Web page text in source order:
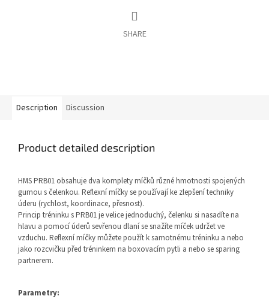
SHARE
Description Discussion
Product detailed description
HMS PRB01 obsahuje dva komplety míčků různé hmotnosti spojených
gumou s čelenkou. Reflexní míčky se používají ke zlepšení techniky
úderu (rychlost, koordinace, přesnost).
Princip tréninku s PRB01 je velice jednoduchý, čelenku si nasadíte na
hlavu a pomocí úderů sevřenou dlaní se snažíte míček udržet ve
vzduchu. Reflexní míčky můžete použít k samotnému tréninku a nebo
jako rozcvičku před tréninkem na boxovacím pytli a nebo se sparing
partnerem.
Parametry: